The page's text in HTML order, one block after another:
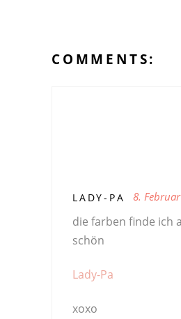
COMMENTS:
LADY-PA 8.
die farben finde ich
schön
Lady-Pa
xoxo